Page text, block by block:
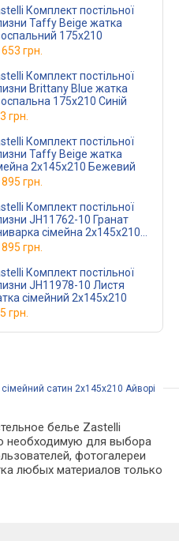
Комплект постільної
Beige жатка
175х210
653 грн.
Комплект постільної
Blue жатка
175х210 Синій
грн.
Комплект постільної
Beige жатка
2х145х210 Бежевий
895 грн.
Комплект постільної
10 Гранат
сімейна 2х145х210
895 грн.
Комплект постільної
10 Листя
сімейний 2х145х210
грн.
сатин 2х145х210 Айворі
белье Zastelli
необходимую для выбора
фотогалереи
любых материалов только